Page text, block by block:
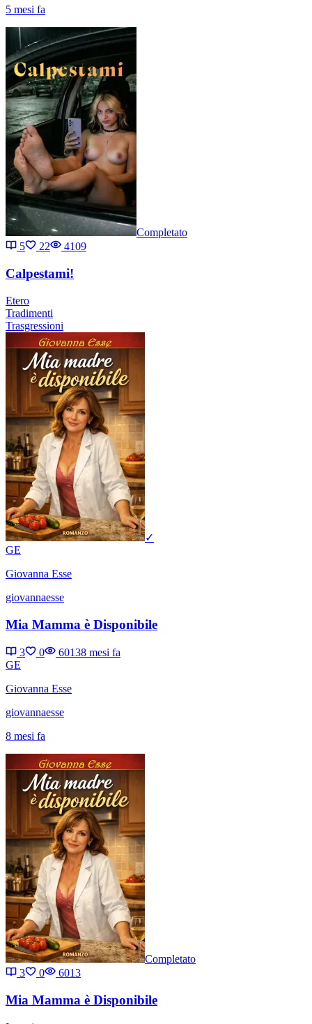
5 mesi fa
Completato
5
22 4109
Calpestami!
Etero
Tradimenti
Trasgressioni
✓
GE
Giovanna Esse
giovannaesse
Mia Mamma è Disponibile
3 0 60138 mesi fa
GE
Giovanna Esse
giovannaesse
8 mesi fa
Completato
3
0 6013
Mia Mamma è Disponibile